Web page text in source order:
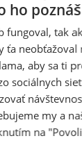
vybrať?
Z
ho poznáš
fungoval, tak
ťa neobťažoval
aby sa ti
sociálnych
my a
na